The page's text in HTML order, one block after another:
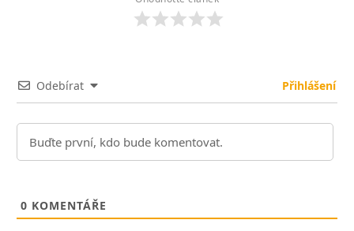
Odebírat Přihlášení
0 KOMENTÁŘE